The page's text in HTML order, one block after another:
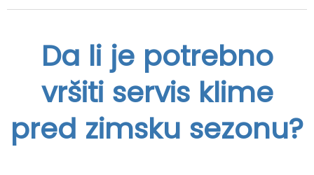
Da li je potrebno
vršiti servis klime
pred zimsku sezonu?